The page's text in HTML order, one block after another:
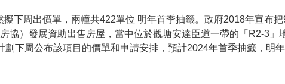
擬下周出價單，兩幢共422單位 明年首季抽籤。政府2018年宣布
協）發展資助出售房屋，當中位於觀塘安達臣道一帶的「R2-3
下周公布該項目的價單和申請安排，預計2024年首季抽籤，明年